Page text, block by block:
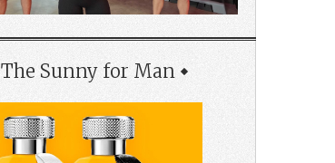
The Sunny for Man